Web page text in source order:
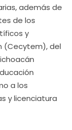
además de
de los
y
(Cecytem), del
a los
y licenciatura